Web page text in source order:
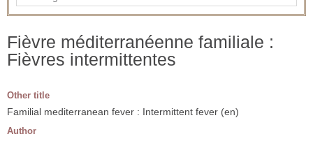
Fièvre méditerranéenne familiale :
Fièvres intermittentes
Other title
Familial mediterranean fever : Intermittent fever (en)
Author